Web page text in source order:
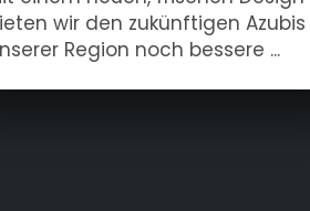
wir den zukünftigen Azubis
Region noch bessere ...